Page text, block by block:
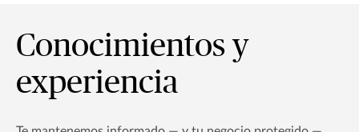
Conocimientos y
experiencia